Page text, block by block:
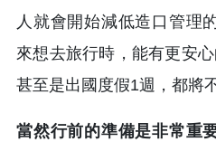
人就會開始減低造口管理
來想去旅行時，能有更安
甚至是出國度假1週，都將
當然行前的準備是非常重